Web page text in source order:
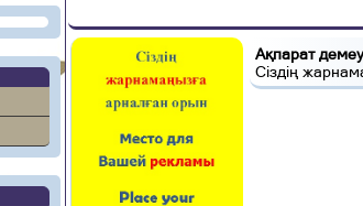
Ақпарат
Сіздің